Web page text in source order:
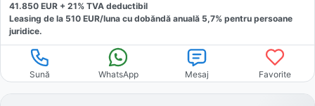
41.850 EUR + 21% TVA deductibil
Leasing de la 510 EUR/luna cu dobăndă anuală 5,7% pentru persoane
juridice.
Sună WhatsApp Mesaj Favorite